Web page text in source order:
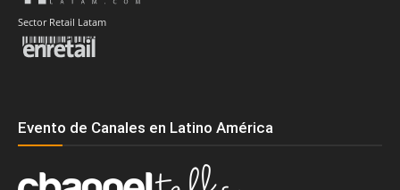
Sector Retail Latam
Evento de Canales en Latino América